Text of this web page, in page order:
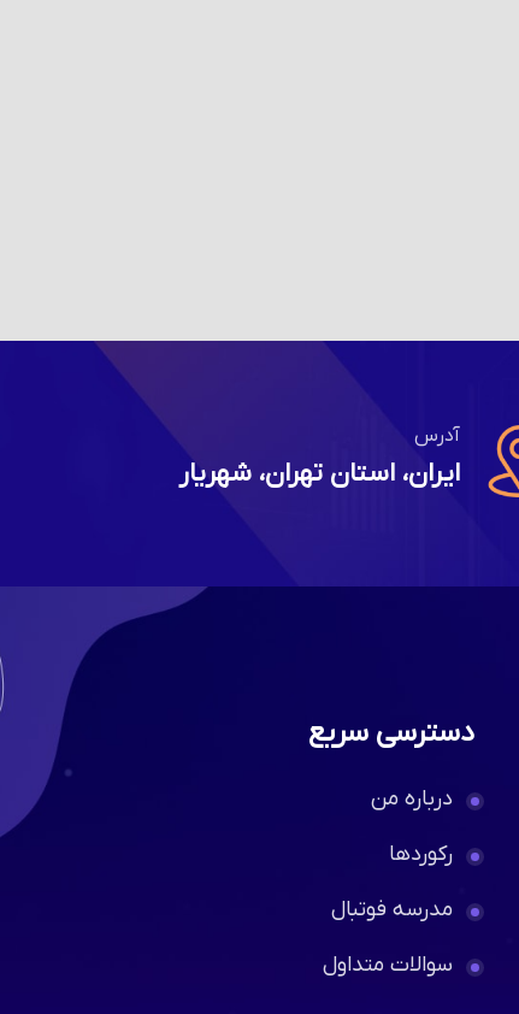
آدرس
ایران، استان تهران، شهریار
دسترسی سریع
درباره من
رکوردها
مدرسه فوتبال
سوالات متداول